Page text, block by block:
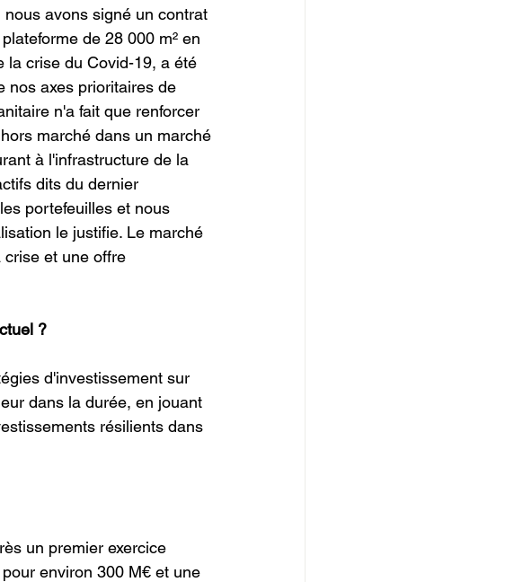
avons signé un contrat
de 28 000 m² en
la crise du Covid-19, a été
nos axes prioritaires de
n'a fait que renforcer
marché dans un marché
à l'infrastructure de la
dits du dernier
portefeuilles et nous
le justifie. Le marché
et une offre
?
d'investissement sur
dans la durée, en jouant
résilients dans
un premier exercice
environ 300 M€ et une